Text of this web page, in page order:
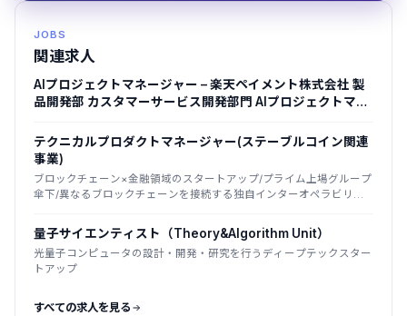
JOBS
関連求人
AIプロジェクトマネージャー – 楽天ペイメント株式会社 製
品開発部 カスタマーサービス開発部門 AIプロジェクトマネ
テクニカルプロダクトマネージャー(ステーブルコイン関連
事業)
ブロックチェーン×金融領域のスタートアップ/プライム上場グループ
傘下/異なるブロックチェーンを接続する独自インターオペラビリテ
量子サイエンティスト（Theory&Algorithm Unit）
光量子コンピュータの設計・開発・研究を行うディープテックスター
トアップ
すべての求人を見る